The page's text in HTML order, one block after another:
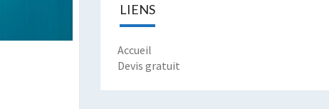
LIENS
Accueil
Devis gratuit